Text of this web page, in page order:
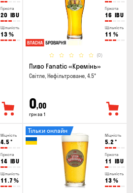
Гіркота
20 IBU
Щільність
13 %
Гіркота
16 IBU
Щільність
11 %
(0)
Пиво Fanatic «Кремінь»
Світле, Нефільтроване, 4.5°
0,00
грн за 1
Міцність
4.5 °
Гіркота
14 IBU
Щільність
11.7 %
Міцність
5.2 °
Гіркота
11 IBU
Щільність
13 %
Тільки онлайн